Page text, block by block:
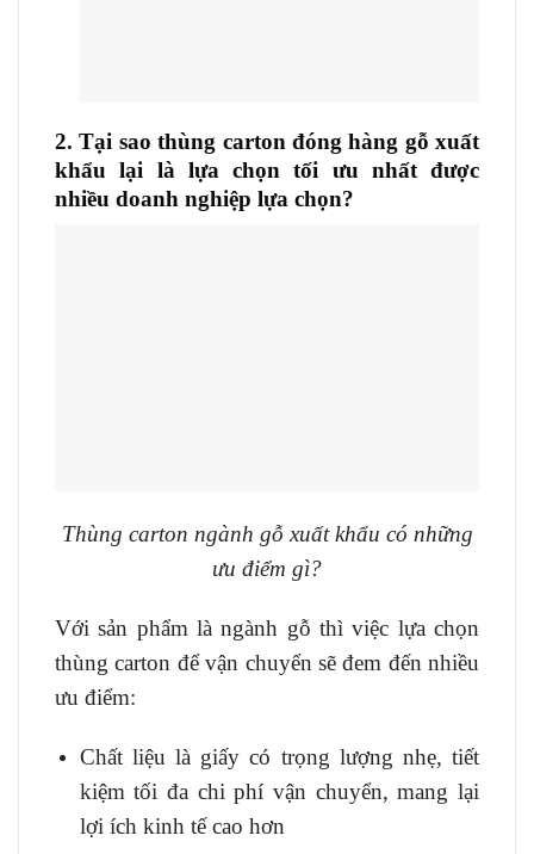
2. Tại sao thùng carton đóng hàng gỗ xuất
khẩu lại là lựa chọn tối ưu nhất được
nhiều doanh nghiệp lựa chọn?
Thùng carton ngành gỗ xuất khẩu có những
ưu điểm gì?
Với sản phẩm là ngành gỗ thì việc lựa chọn
thùng carton để vận chuyển sẽ đem đến nhiều
ưu điểm:
Chất liệu là giấy có trọng lượng nhẹ, tiết
kiệm tối đa chi phí vận chuyển, mang lại
lợi ích kinh tế cao hơn